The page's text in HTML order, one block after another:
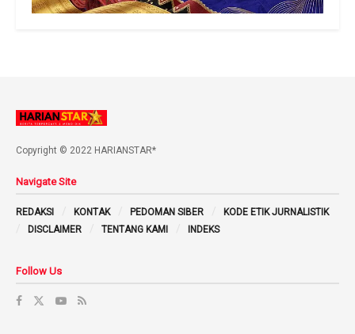
Copyright © 2022 HARIANSTAR*
Navigate Site
REDAKSI KONTAK PEDOMAN SIBER
KODE ETIK JURNALISTIK
DISCLAIMER
TENTANG KAMI INDEKS
Follow Us